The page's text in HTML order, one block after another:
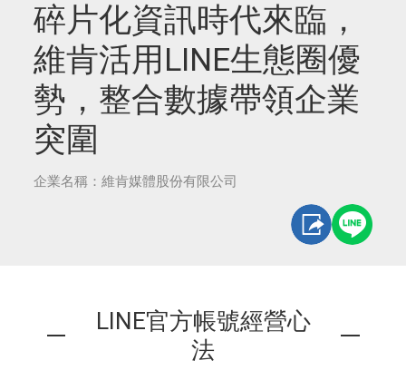
碎片化資訊時代來臨，
維肯活用LINE生態圈優
勢，整合數據帶領企業
突圍
企業名稱：維肯媒體股份有限公司
LINE官方帳號經營心
法